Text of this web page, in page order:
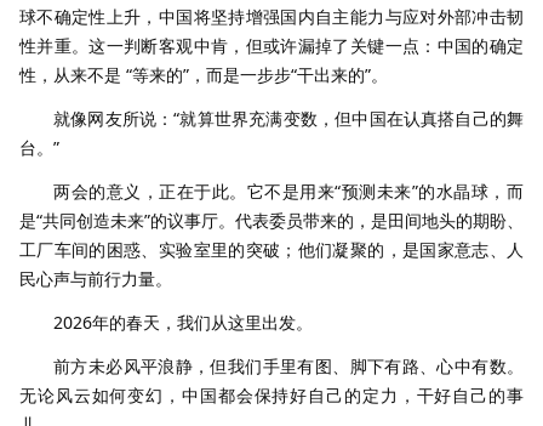
球不确定性上升，中国将坚持增强国内自主能力与应对外部冲击韧
性并重。这一判断客观中肯，但或许漏掉了关键一点：中国的确定
性，从来不是 “等来的”，而是一步步“干出来的”。
就像网友所说：“就算世界充满变数，但中国在认真搭自己的舞
台。”
两会的意义，正在于此。它不是用来“预测未来”的水晶球，而
是“共同创造未来”的议事厅。代表委员带来的，是田间地头的期盼、
工厂车间的困惑、实验室里的突破；他们凝聚的，是国家意志、人
民心声与前行力量。
2026年的春天，我们从这里出发。
前方未必风平浪静，但我们手里有图、脚下有路、心中有数。
无论风云如何变幻，中国都会保持好自己的定力，干好自己的事